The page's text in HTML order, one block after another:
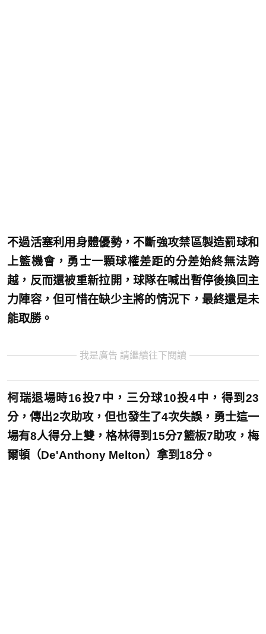
不過活塞利用身體優勢，不斷強攻禁區製造罰球和
上籃機會，勇士一顆球權差距的分差始終無法跨
越，反而還被重新拉開，球隊在喊出暫停後換回主
力陣容，但可惜在缺少主將的情況下，最終還是未
能取勝。
我是廣告 請繼續往下閱讀
柯瑞退場時16投7中，三分球10投4中，得到23
分，傳出2次助攻，但也發生了4次失誤，勇士這一
場有8人得分上雙，格林得到15分7籃板7助攻，梅
爾頓（De'Anthony Melton）拿到18分。